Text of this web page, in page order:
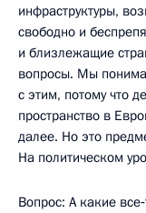
инфраструктуры,
свободно и
и близлежащие
вопросы. Мы
с этим, потому что
пространство в
далее. Но это
На политическом
Вопрос: А какие